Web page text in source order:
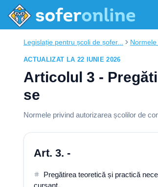
Legislație pentru școli de șofer... Normele
ACTUALIZAT LA 22 IUNIE 2026
Articolul 3 -
se
Normele privind autorizarea școlilor de
Art. 3. -
Pregătirea teoretică și practică
cursant.